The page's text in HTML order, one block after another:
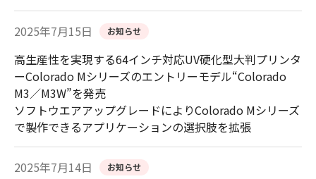
2025年7月15日 お知らせ
高生産性を実現する64インチ対応UV硬化型大判プリンタ
ーColorado Mシリーズのエントリーモデル“Colorado
M3／M3W”を発売
ソフトウエアアップグレードによりColorado Mシリーズ
で製作できるアプリケーションの選択肢を拡張
2025年7月14日 お知らせ